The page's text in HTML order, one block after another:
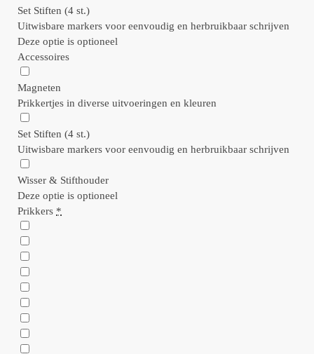
Set Stiften (4 st.)
Uitwisbare markers voor eenvoudig en herbruikbaar schrijven
Deze optie is optioneel
Accessoires
Magneten
Prikkertjes in diverse uitvoeringen en kleuren
Set Stiften (4 st.)
Uitwisbare markers voor eenvoudig en herbruikbaar schrijven
Wisser & Stifthouder
Deze optie is optioneel
Prikkers *